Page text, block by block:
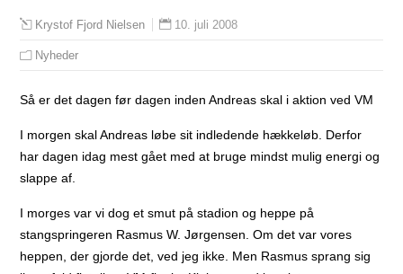
Krystof Fjord Nielsen 10. juli 2008
Nyheder
Så er det dagen før dagen inden Andreas skal i aktion ved VM
I morgen skal Andreas løbe sit indledende hækkeløb. Derfor
har dagen idag mest gået med at bruge mindst mulig energi og
slappe af.
I morges var vi dog et smut på stadion og heppe på
stangspringeren Rasmus W. Jørgensen. Om det var vores
heppen, der gjorde det, ved jeg ikke. Men Rasmus sprang sig